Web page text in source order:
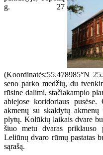
g. 27
(Koordinatės:55.478985°N
seno parko medžių, du
rūsine dalimi, stačiakampio
abiejose koridoriaus
akmenų su skaldytų
plytų. Kolūkių laikais dvare
šiuo metu dvaras
Leliūnų dvaro rūmų pastatas
sąrašą.